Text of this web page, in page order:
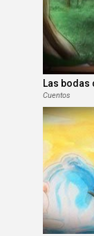
Las bodas
Cuentos